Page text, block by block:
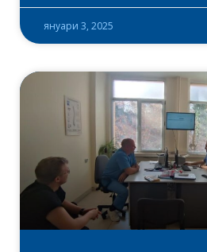
януари 3, 2025